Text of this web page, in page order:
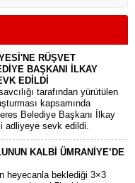
RÜŞVET
BAŞKANI İLKAY
EDİLDİ
tarafından yürütülen
kapsamında
Belediye Başkanı İlkay
adliyeye sevk edildi.
KALBİ ÜMRANİYE’DE
heyecanla beklediği 3×3